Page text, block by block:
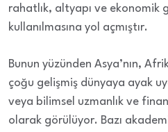
rahatlık, altyapı ve ekonomik
kullanılmasına yol açmıştır.
Bunun yüzünden Asya’nın,
çoğu gelişmiş dünyaya ayak
veya bilimsel uzmanlık ve
olarak görülüyor. Bazı